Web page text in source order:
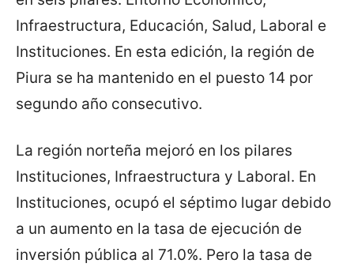
Infraestructura, Educación, Salud, Laboral e
Instituciones. En esta edición, la región de
Piura se ha mantenido en el puesto 14 por
segundo año consecutivo.
La región norteña mejoró en los pilares
Instituciones, Infraestructura y Laboral. En
Instituciones, ocupó el séptimo lugar debido
a un aumento en la tasa de ejecución de
inversión pública al 71.0%. Pero la tasa de